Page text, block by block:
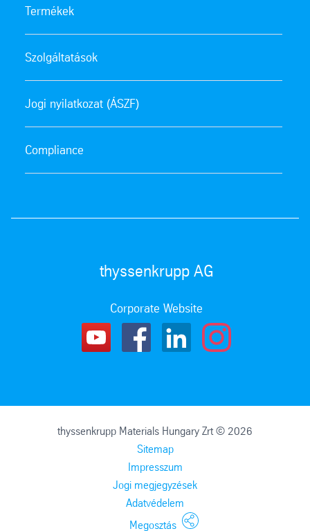
Termékek
Szolgáltatások
Jogi nyilatkozat (ÁSZF)
Compliance
thyssenkrupp AG
Corporate Website
thyssenkrupp Materials Hungary Zrt © 2026
Sitemap
Impresszum
Jogi megjegyzések
Adatvédelem
Megosztás